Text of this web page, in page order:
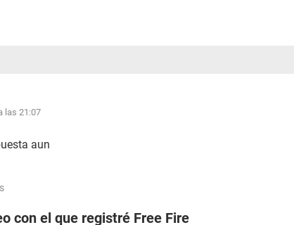
las 21:07
aun
con el que registré Free Fire